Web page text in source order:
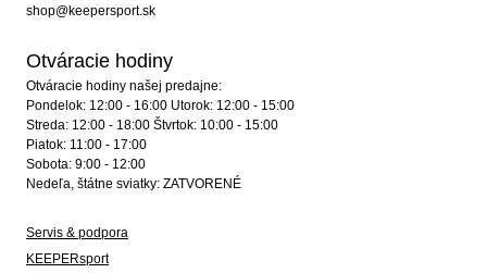
shop@keepersport.sk
Otváracie hodiny
Otváracie hodiny našej predajne:
Pondelok: 12:00 - 16:00 Utorok: 12:00 - 15:00
Streda: 12:00 - 18:00 Štvrtok: 10:00 - 15:00
Piatok: 11:00 - 17:00
Sobota: 9:00 - 12:00
Nedeľa, štátne sviatky: ZATVORENÉ
Servis & podpora
KEEPERsport